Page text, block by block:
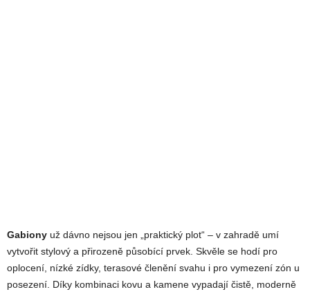
Gabiony už dávno nejsou jen „praktický plot“ – v zahradě umí
vytvořit stylový a přirozeně působící prvek. Skvěle se hodí pro
oplocení, nízké zídky, terasové členění svahu i pro vymezení zón u
posezení. Díky kombinaci kovu a kamene vypadají čistě, moderně